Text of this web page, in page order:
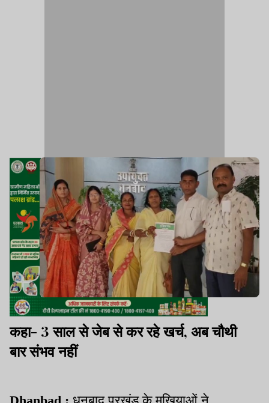
कहा- 3 साल से जेब से कर रहे खर्च, अब चौथी
बार संभव नहीं